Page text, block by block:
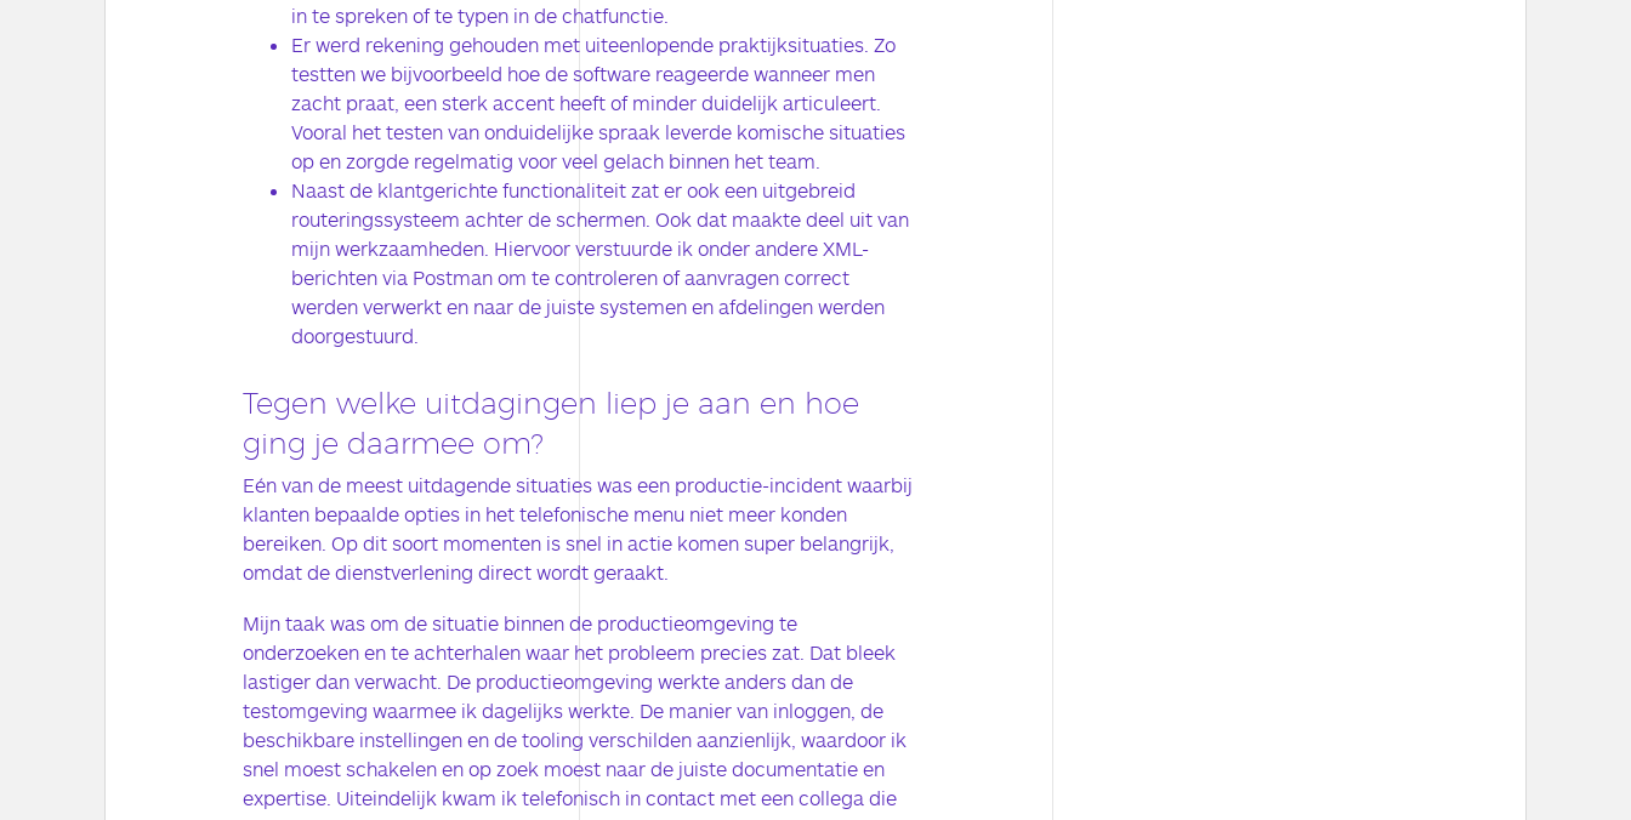
in te spreken of te typen in de chatfunctie.
Er werd rekening gehouden met uiteenlopende praktijksituaties. Zo
testten we bijvoorbeeld hoe de software reageerde wanneer men
zacht praat, een sterk accent heeft of minder duidelijk articuleert.
Vooral het testen van onduidelijke spraak leverde komische situaties
op en zorgde regelmatig voor veel gelach binnen het team.
Naast de klantgerichte functionaliteit zat er ook een uitgebreid
routeringssysteem achter de schermen. Ook dat maakte deel uit van
mijn werkzaamheden. Hiervoor verstuurde ik onder andere XML-
berichten via Postman om te controleren of aanvragen correct
werden verwerkt en naar de juiste systemen en afdelingen werden
doorgestuurd.
Tegen welke uitdagingen liep je aan en hoe
ging je daarmee om?
Eén van de meest uitdagende situaties was een productie-incident waarbij
klanten bepaalde opties in het telefonische menu niet meer konden
bereiken. Op dit soort momenten is snel in actie komen super belangrijk,
omdat de dienstverlening direct wordt geraakt.
Mijn taak was om de situatie binnen de productieomgeving te
onderzoeken en te achterhalen waar het probleem precies zat. Dat bleek
lastiger dan verwacht. De productieomgeving werkte anders dan de
testomgeving waarmee ik dagelijks werkte. De manier van inloggen, de
beschikbare instellingen en de tooling verschilden aanzienlijk, waardoor ik
snel moest schakelen en op zoek moest naar de juiste documentatie en
expertise. Uiteindelijk kwam ik telefonisch in contact met een collega die